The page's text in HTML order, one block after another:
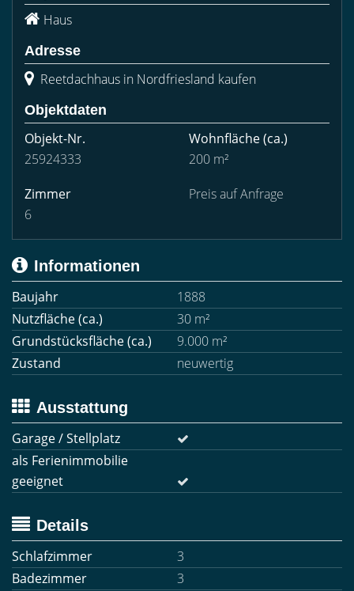
Haus
Adresse
Reetdachhaus in Nordfriesland kaufen
Objektdaten
Objekt-Nr.
25924333
Wohnfläche(ca.)
200 m²
Zimmer
6
Preis auf Anfrage
Informationen
Baujahr
1888
Nutzfläche (ca.)
30 m²
Grundstücksfläche (ca.)
9.000 m²
Zustand
neuwertig
Ausstattung
Garage / Stellplatz
als Ferienimmobilie
geeignet
Details
Schlafzimmer
3
Badezimmer
3